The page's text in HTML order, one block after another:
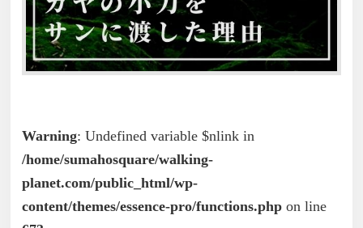
Warning: Undefined variable $nlink in
/home/sumahosquare/walking-
planet.com/public_html/wp-
content/themes/essence-pro/functions.php on line